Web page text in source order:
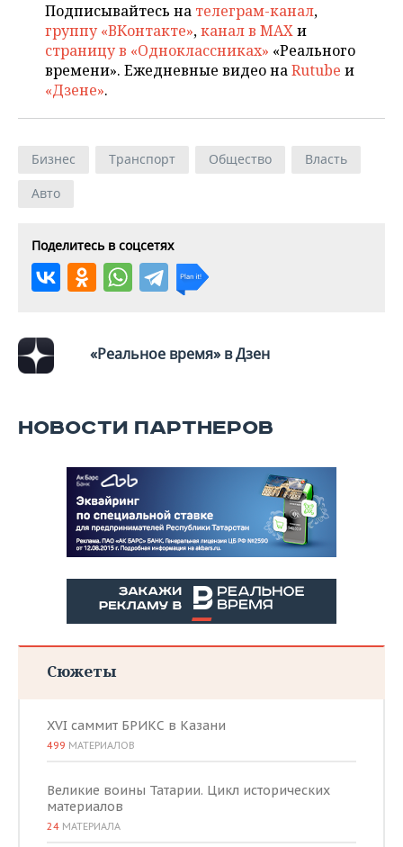
Подписывайтесь на телеграм-канал,
группу «ВКонтакте»,канал в MAXи
страницу в «Одноклассниках» «Реального
времени». Ежедневные видео наRutube и
«Дзене».
Бизнес Транспорт Общество
Власть
Авто
Поделитесь в соцсетях
«Реальное время» в Дзен
НОВОСТИ ПАРТНЕРОВ
Сюжеты
XVI саммит БРИКС в Казани
499 МАТЕРИАЛОВ
Великие воины Татарии. Цикл исторических
материалов
24 МАТЕРИАЛА